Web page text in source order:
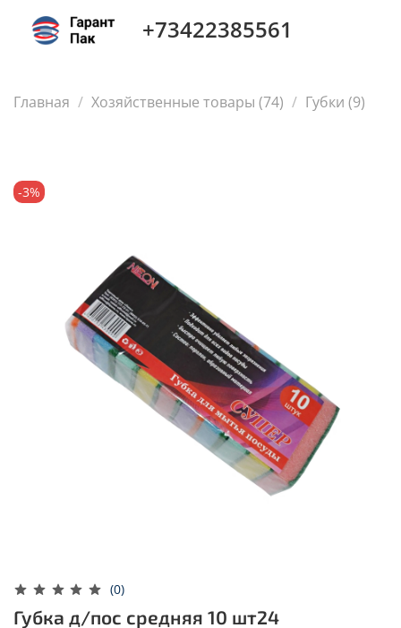
+73422385561
Главная Хозяйственные товары (74) Губки (9)
-3%
(0)
Губка д/пос средняя 10 шт24